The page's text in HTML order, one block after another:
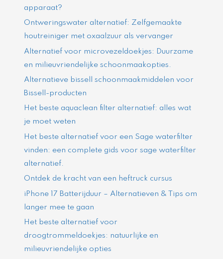
apparaat?
Ontweringswater alternatief: Zelfgemaakte
houtreiniger met oxaalzuur als vervanger
Alternatief voor microvezeldoekjes: Duurzame
en milieuvriendelijke schoonmaakopties.
Alternatieve bissell schoonmaakmiddelen voor
Bissell-producten
Het beste aquaclean filter alternatief: alles wat
je moet weten
Het beste alternatief voor een Sage waterfilter
vinden: een complete gids voor sage waterfilter
alternatief.
Ontdek de kracht van een heftruck cursus
iPhone 17 Batterijduur – Alternatieven & Tips om
langer mee te gaan
Het beste alternatief voor
droogtrommeldoekjes: natuurlijke en
milieuvriendelijke opties